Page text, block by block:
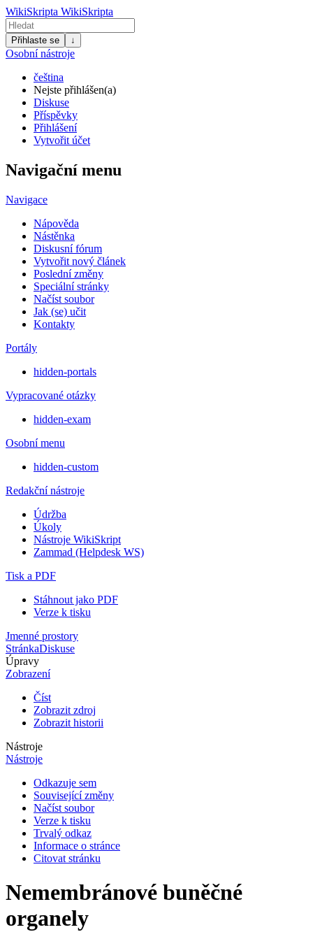
WikiSkripta WikiSkripta
Přihlaste se ↓
Osobní nástroje
čeština
Nejste přihlášen(a)
Diskuse
Příspěvky
Přihlášení
Vytvořit účet
Navigační menu
Navigace
Nápověda
Nástěnka
Diskusní fórum
Vytvořit nový článek
Poslední změny
Speciální stránky
Načíst soubor
Jak (se) učit
Kontakty
Portály
hidden-portals
Vypracované otázky
hidden-exam
Osobní menu
hidden-custom
Redakční nástroje
Údržba
Úkoly
Nástroje WikiSkript
Zammad (Helpdesk WS)
Tisk a PDF
Stáhnout jako PDF
Verze k tisku
Jmenné prostory
StránkaDiskuse
Úpravy
Zobrazení
Číst
Zobrazit zdroj
Zobrazit historii
Nástroje
Nástroje
Odkazuje sem
Související změny
Načíst soubor
Verze k tisku
Trvalý odkaz
Informace o stránce
Citovat stránku
Nemembránové buněčné
organely